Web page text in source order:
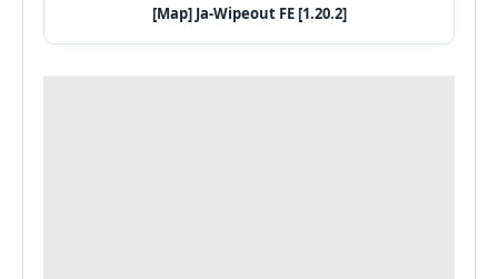
[Map] Ja-Wipeout FE [1.20.2]